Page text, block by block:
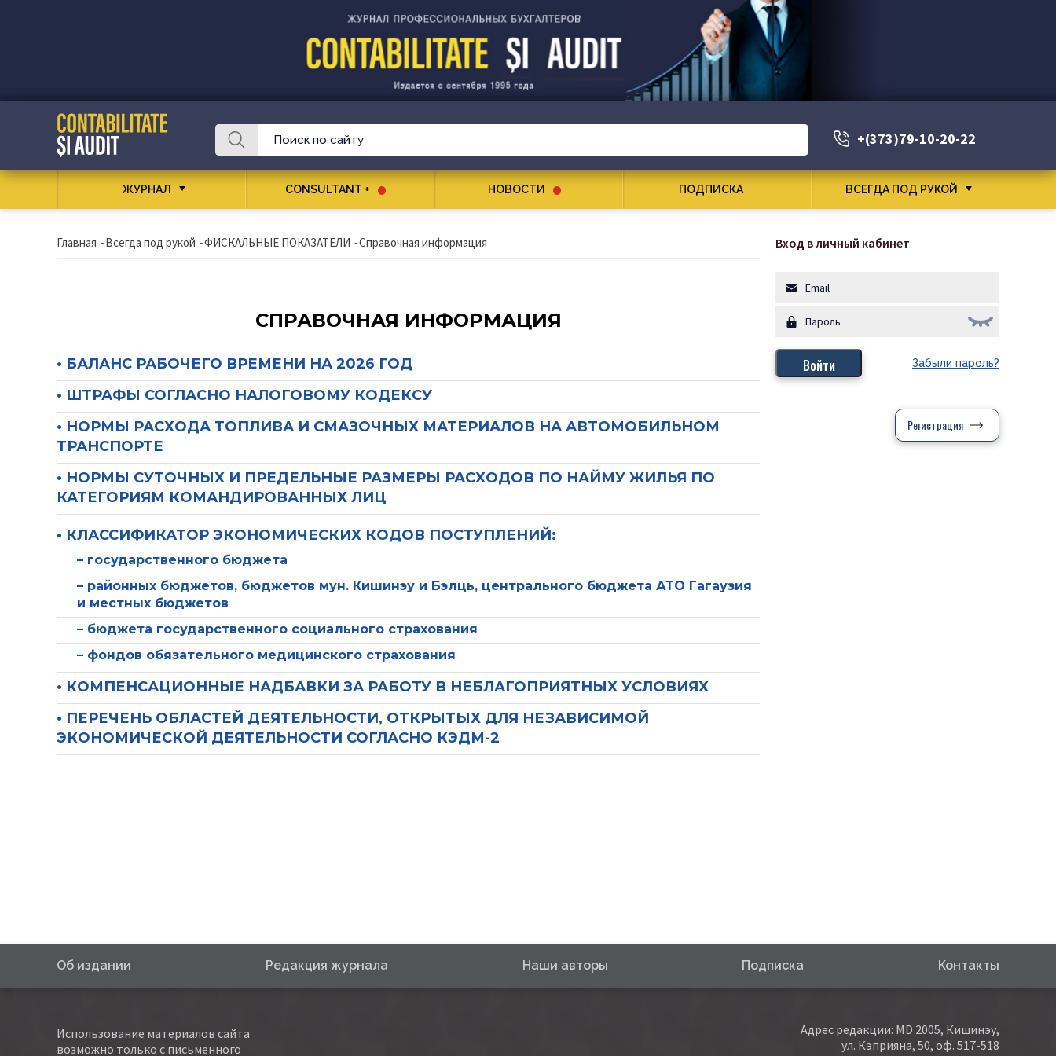
+(373)79-10-20-22
ЖУРНАЛ CONSULTANT + НОВОСТИ ПОДПИСКА ВСЕГДА ПОД РУКОЙ
Главная -Всегда под рукой -ФИСКАЛЬНЫЕ ПОКАЗАТЕЛИ -Справочная информация
СПРАВОЧНАЯ ИНФОРМАЦИЯ
• БАЛАНС РАБОЧЕГО ВРЕМЕНИ НА 2026 ГОД
• ШТРАФЫ СОГЛАСНО НАЛОГОВОМУ КОДЕКСУ
• НОРМЫ РАСХОДА ТОПЛИВА И СМАЗОЧНЫХ МАТЕРИАЛОВ НА АВТОМОБИЛЬНОМ
ТРАНСПОРТЕ
• НОРМЫ СУТОЧНЫХ И ПРЕДЕЛЬНЫЕ РАЗМЕРЫ РАСХОДОВ ПО НАЙМУ ЖИЛЬЯ ПО
КАТЕГОРИЯМ КОМАНДИРОВАННЫХ ЛИЦ
• КЛАССИФИКАТОР ЭКОНОМИЧЕСКИХ КОДОВ ПОСТУПЛЕНИЙ:
– государственного бюджета
– районных бюджетов, бюджетов мун. Кишинэу и Бэлць, центрального бюджета АТО Гагаузия
и местных бюджетов
– бюджета государственного социального страхования
– фондов обязательного медицинского страхования
• КОМПЕНСАЦИОННЫЕ НАДБАВКИ ЗА РАБОТУ В НЕБЛАГОПРИЯТНЫХ УСЛОВИЯХ
• ПЕРЕЧЕНЬ ОБЛАСТЕЙ ДЕЯТЕЛЬНОСТИ, ОТКРЫТЫХ ДЛЯ НЕЗАВИСИМОЙ
ЭКОНОМИЧЕСКОЙ ДЕЯТЕЛЬНОСТИ СОГЛАСНО КЭДМ-2
Вход в личный кабинет
Забыли пароль?
Регистрация
Об издании Редакция журнала Наши авторы Подписка Контакты
Использование материалов сайта
возможно только с письменного
Адрес редакции: MD 2005, Кишинэу,
ул. Кэприяна, 50, оф. 517-518